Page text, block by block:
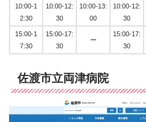
10:00-1
2:30
10:00-12:
30
10:00-13:
00
10:00-12:
30
15:00-1
7:30
15:00-17:
30
ー
15:00-17:
30
佐渡市立両津病院